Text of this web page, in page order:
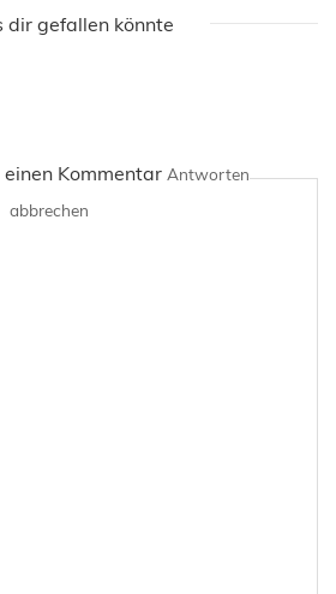
dir gefallen könnte
einen Kommentar Antworten
abbrechen